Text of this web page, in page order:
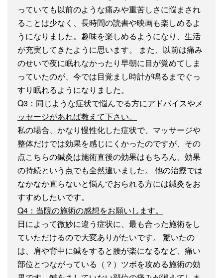
っていても以前のような痛みや重苦しさに悩まされ
ることは少なく、長時間の読書や映画も楽しめるよ
うになりました。趣味を楽しめるようになり、生活
が充実してきたように思います。 また、以前は痛み
のせいで夜に眠れなかったり早朝に目が覚めてしま
っていたのが、今では目覚まし時計が鳴るまでぐっ
すり眠れるようになりました。
Q3：同じような症状で悩んでる方にアドバイスやメ
ッセージがあれば教えて下さい。
私の場合、かなり慢性化した症状で、マッサージや
整体だけでは効果を感じにくかったのですが、その
点こちらの鍼灸は施術直後の効果はもちろん、効果
の持続という点でも全然違いました。 他の治療では
なかなか直らないと悩んでおられる方には鍼灸をお
すすめしたいです。
Q4：当院の施術の感想をお願いします。
日によって微妙に違う症状に、最も合った施術をし
ていただけるので大変ありがたいです。 驚いたの
は、肩や背中に鍼をすると腰が楽になるなど、痛い
部位とつながっている（？）ツボを攻める施術の効